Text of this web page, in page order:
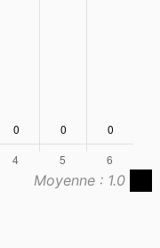
Moyenne : 1.0